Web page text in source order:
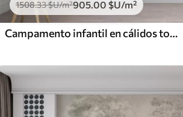
1508.33$U/m²905 .00 $U/m²
Campamento infantil en cálidos tonos beige, con tienda de campaña y animales del bosque